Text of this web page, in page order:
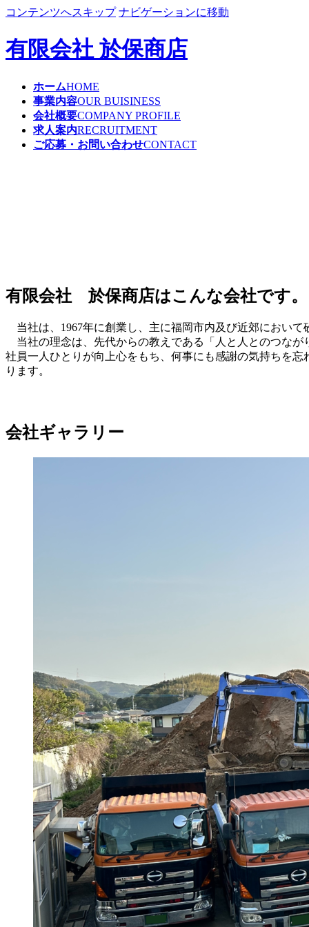
コンテンツへスキップ ナビゲーションに移動
有限会社 於保商店
ホームHOME
事業内容OUR BUISINESS
会社概要COMPANY PROFILE
求人案内RECRUITMENT
ご応募・お問い合わせCONTACT
有限会社 於保商店はこんな会社です。
当社は、1967年に創業し、主に福岡市内及び近郊におい
当社の理念は、先代からの教えである「人と人とのつなが
社員一人ひとりが向上心をもち、何事にも感謝の気持ちを
ります。
会社ギャラリー